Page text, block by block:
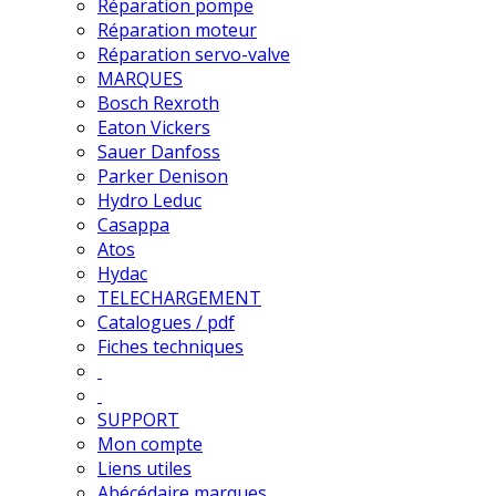
Réparation pompe
Réparation moteur
Réparation servo-valve
MARQUES
Bosch Rexroth
Eaton Vickers
Sauer Danfoss
Parker Denison
Hydro Leduc
Casappa
Atos
Hydac
TELECHARGEMENT
Catalogues / pdf
Fiches techniques
SUPPORT
Mon compte
Liens utiles